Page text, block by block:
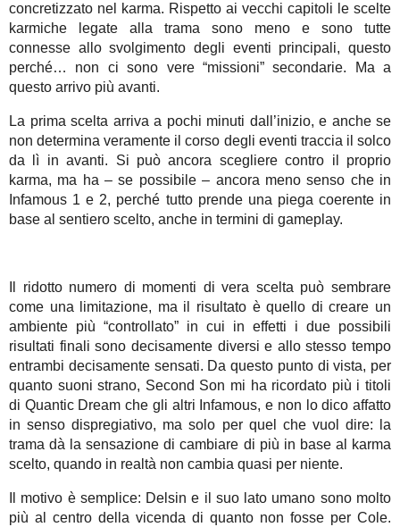
concretizzato nel karma. Rispetto ai vecchi capitoli le scelte
karmiche legate alla trama sono meno e sono tutte
connesse allo svolgimento degli eventi principali, questo
perché… non ci sono vere “missioni” secondarie. Ma a
questo arrivo più avanti.
La prima scelta arriva a pochi minuti dall’inizio, e anche se
non determina veramente il corso degli eventi traccia il solco
da lì in avanti. Si può ancora scegliere contro il proprio
karma, ma ha – se possibile – ancora meno senso che in
Infamous 1 e 2, perché tutto prende una piega coerente in
base al sentiero scelto, anche in termini di gameplay.
Il ridotto numero di momenti di vera scelta può sembrare
come una limitazione, ma il risultato è quello di creare un
ambiente più “controllato” in cui in effetti i due possibili
risultati finali sono decisamente diversi e allo stesso tempo
entrambi decisamente sensati. Da questo punto di vista, per
quanto suoni strano, Second Son mi ha ricordato più i titoli
di Quantic Dream che gli altri Infamous, e non lo dico affatto
in senso dispregiativo, ma solo per quel che vuol dire: la
trama dà la sensazione di cambiare di più in base al karma
scelto, quando in realtà non cambia quasi per niente.
Il motivo è semplice: Delsin e il suo lato umano sono molto
più al centro della vicenda di quanto non fosse per Cole.